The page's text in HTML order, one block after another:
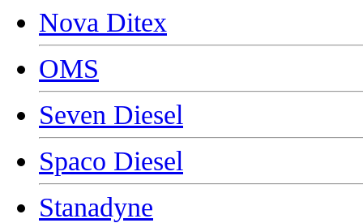
Nova Ditex
OMS
Seven Diesel
Spaco Diesel
Stanadyne